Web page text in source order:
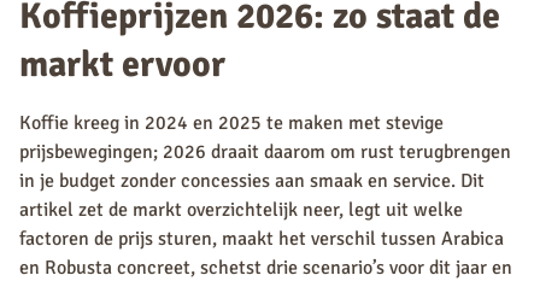
Koffieprijzen 2026: zo staat de
markt ervoor
Koffie kreeg in 2024 en 2025 te maken met stevige
prijsbewegingen; 2026 draait daarom om rust terugbrengen
in je budget zonder concessies aan smaak en service. Dit
artikel zet de markt overzichtelijk neer, legt uit welke
factoren de prijs sturen, maakt het verschil tussen Arabica
en Robusta concreet, schetst drie scenario’s voor dit jaar en